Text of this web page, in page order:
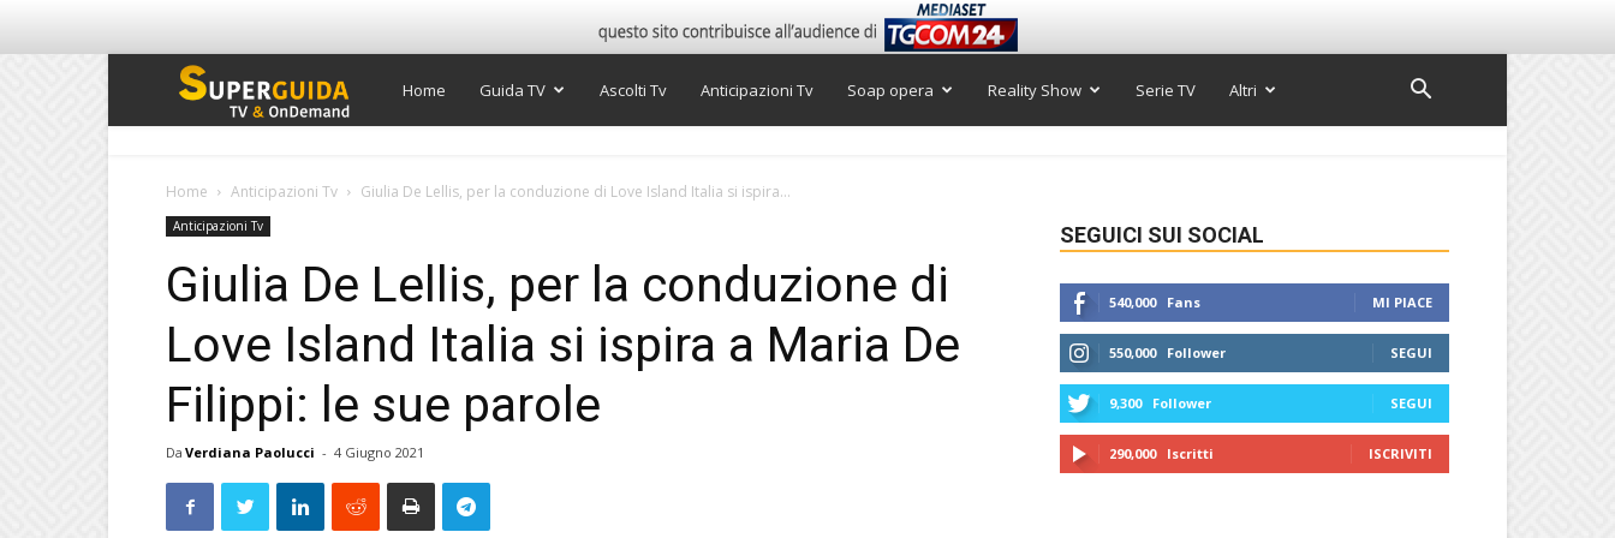
Super
Home Guida TV Ascolti Tv Anticipazioni Tv Soap opera Reality Show Serie TV Altri
Home Anticipazioni Tv Giulia De Lellis, per la conduzione di Love Island Italia si ispira...
Anticipazioni Tv
Giulia De Lellis, per la conduzione di
Love Island Italia si ispira a Maria De
Filippi: le sue parole
Da Verdiana Paolucci - 4 Giugno 2021
SEGUICI SUI SOCIAL
540,000 Fans MI PIACE
550,000 Follower SEGUI
9,300 Follower SEGUI
290,000 Iscritti ISCRIVITI